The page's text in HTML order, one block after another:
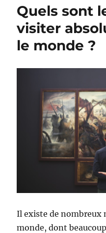
Quels sont
visiter
le monde ?
Il existe de nombreux
monde, dont